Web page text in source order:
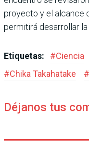
proyecto y el alcance
permitirá desarrollar la
Etiquetas: #Ciencia
#Chika Takahatake #
Déjanos tus